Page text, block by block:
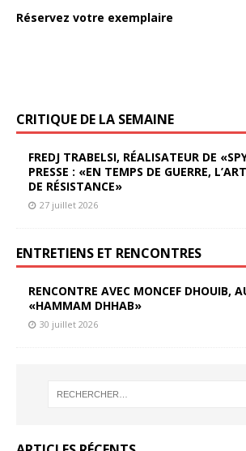
Réservez votre exemplaire
CRITIQUE DE LA SEMAINE
FREDJ TRABELSI, RÉALISATEUR DE
PRESSE : «EN TEMPS DE GUERRE,
DE RÉSISTANCE»
27 juillet 2026
ENTRETIENS ET RENCONTRES
RENCONTRE AVEC MONCEF DHOUIB,
«HAMMAM DHHAB»
30 juillet 2026